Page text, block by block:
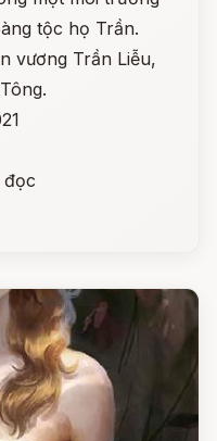
tộc họ Trần.
vương Trần Liễu,